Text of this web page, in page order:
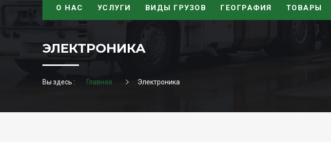
О НАС УСЛУГИ ВИДЫ ГРУЗОВ ГЕОГРАФИЯ ТОВАРЫ
ЭЛЕКТРОНИКА
Вы здесь : Главная Электроника